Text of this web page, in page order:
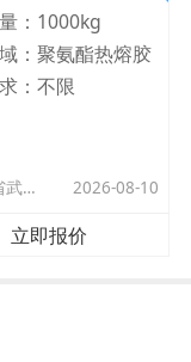
： 1000kg
：聚氨酯热熔胶
：不限
湖北省武汉市洪山区珞狮路122号武汉理工大孵化楼B座1701室 2026-08-10
立即报价